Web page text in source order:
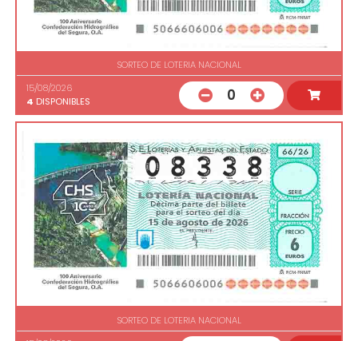
SORTEO DE LOTERIA NACIONAL
15/08/2026
4 DISPONIBLES 0
SORTEO DE LOTERIA NACIONAL